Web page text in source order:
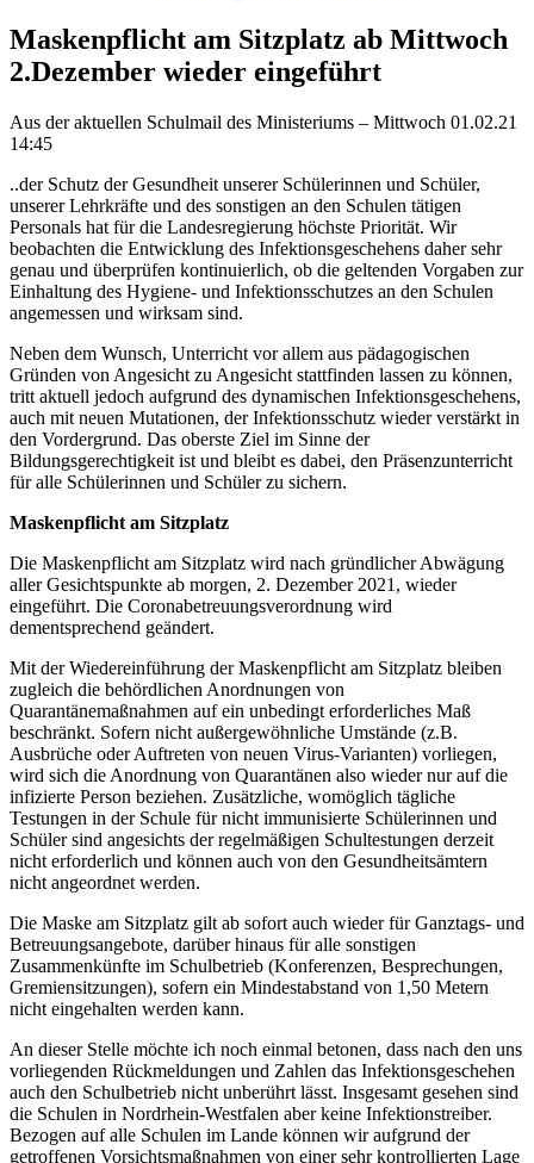
Maskenpflicht am Sitzplatz ab Mittwoch
2.Dezember wieder eingeführt
Aus der aktuellen Schulmail des Ministeriums – Mittwoch 01.02.21
14:45
..der Schutz der Gesundheit unserer Schülerinnen und Schüler,
unserer Lehrkräfte und des sonstigen an den Schulen tätigen
Personals hat für die Landesregierung höchste Priorität. Wir
beobachten die Entwicklung des Infektionsgeschehens daher sehr
genau und überprüfen kontinuierlich, ob die geltenden Vorgaben zur
Einhaltung des Hygiene- und Infektionsschutzes an den Schulen
angemessen und wirksam sind.
Neben dem Wunsch, Unterricht vor allem aus pädagogischen
Gründen von Angesicht zu Angesicht stattfinden lassen zu können,
tritt aktuell jedoch aufgrund des dynamischen Infektionsgeschehens,
auch mit neuen Mutationen, der Infektionsschutz wieder verstärkt in
den Vordergrund. Das oberste Ziel im Sinne der
Bildungsgerechtigkeit ist und bleibt es dabei, den Präsenzunterricht
für alle Schülerinnen und Schüler zu sichern.
Maskenpflicht am Sitzplatz
Die Maskenpflicht am Sitzplatz wird nach gründlicher Abwägung
aller Gesichtspunkte ab morgen, 2. Dezember 2021, wieder
eingeführt. Die Coronabetreuungsverordnung wird
dementsprechend geändert.
Mit der Wiedereinführung der Maskenpflicht am Sitzplatz bleiben
zugleich die behördlichen Anordnungen von
Quarantänemaßnahmen auf ein unbedingt erforderliches Maß
beschränkt. Sofern nicht außergewöhnliche Umstände (z.B.
Ausbrüche oder Auftreten von neuen Virus-Varianten) vorliegen,
wird sich die Anordnung von Quarantänen also wieder nur auf die
infizierte Person beziehen. Zusätzliche, womöglich tägliche
Testungen in der Schule für nicht immunisierte Schülerinnen und
Schüler sind angesichts der regelmäßigen Schultestungen derzeit
nicht erforderlich und können auch von den Gesundheitsämtern
nicht angeordnet werden.
Die Maske am Sitzplatz gilt ab sofort auch wieder für Ganztags- und
Betreuungsangebote, darüber hinaus für alle sonstigen
Zusammenkünfte im Schulbetrieb (Konferenzen, Besprechungen,
Gremiensitzungen), sofern ein Mindestabstand von 1,50 Metern
nicht eingehalten werden kann.
An dieser Stelle möchte ich noch einmal betonen, dass nach den uns
vorliegenden Rückmeldungen und Zahlen das Infektionsgeschehen
auch den Schulbetrieb nicht unberührt lässt. Insgesamt gesehen sind
die Schulen in Nordrhein-Westfalen aber keine Infektionstreiber.
Bezogen auf alle Schulen im Lande können wir aufgrund der
getroffenen Vorsichtsmaßnahmen von einer sehr kontrollierten Lage